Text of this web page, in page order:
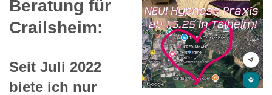
Beratung für
Crailsheim:
Seit Juli 2022
biete ich nur